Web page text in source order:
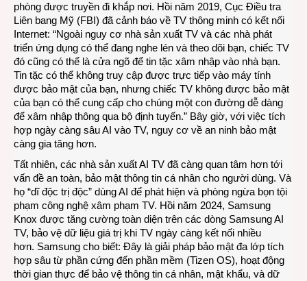
phòng được truyền đi khắp nơi. Hồi năm 2019, Cục Điều tra
Liên bang Mỹ (FBI) đã cảnh báo về TV thông minh có kết nối
Internet: “Ngoài nguy cơ nhà sản xuất TV và các nhà phát
triển ứng dụng có thể đang nghe lén và theo dõi bạn, chiếc TV
đó cũng có thể là cửa ngõ để tin tặc xâm nhập vào nhà bạn.
Tin tặc có thể không truy cập được trực tiếp vào máy tính
được bảo mật của bạn, nhưng chiếc TV không được bảo mật
của bạn có thể cung cấp cho chúng một con đường dễ dàng
để xâm nhập thông qua bộ định tuyến.” Bây giờ, với việc tích
hợp ngày càng sâu AI vào TV, nguy cơ về an ninh bảo mật
càng gia tăng hơn.
Tất nhiên, các nhà sản xuất AI TV đã càng quan tâm hơn tới
vấn đề an toàn, bảo mật thông tin cá nhân cho người dùng. Và
họ “dĩ độc trị độc” dùng AI để phát hiện và phòng ngừa bọn tội
phạm công nghệ xâm phạm TV. Hồi năm 2024, Samsung
Knox được tăng cường toàn diện trên các dòng Samsung AI
TV, bảo vệ dữ liệu giá trị khi TV ngày càng kết nối nhiều
hơn. Samsung cho biết: Đây là giải pháp bảo mật đa lớp tích
hợp sâu từ phần cứng đến phần mềm (Tizen OS), hoạt động
thời gian thực để bảo vệ thông tin cá nhân, mật khẩu, và dữ